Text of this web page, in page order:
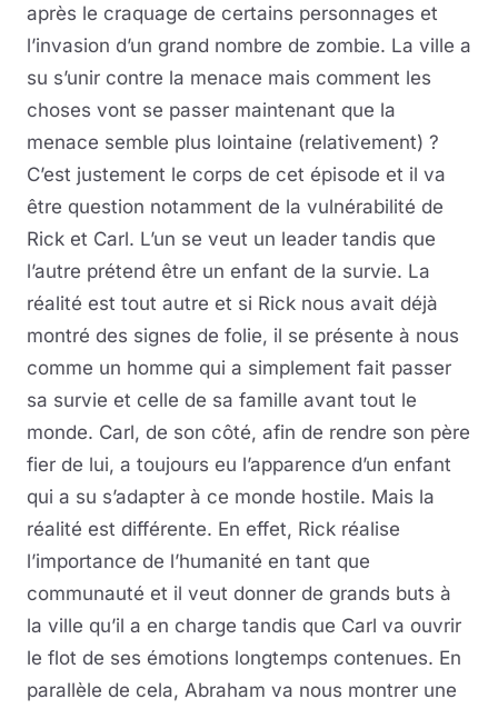
après le craquage de certains personnages et
l’invasion d’un grand nombre de zombie. La ville a
su s’unir contre la menace mais comment les
choses vont se passer maintenant que la
menace semble plus lointaine (relativement) ?
C’est justement le corps de cet épisode et il va
être question notamment de la vulnérabilité de
Rick et Carl. L’un se veut un leader tandis que
l’autre prétend être un enfant de la survie. La
réalité est tout autre et si Rick nous avait déjà
montré des signes de folie, il se présente à nous
comme un homme qui a simplement fait passer
sa survie et celle de sa famille avant tout le
monde. Carl, de son côté, afin de rendre son père
fier de lui, a toujours eu l’apparence d’un enfant
qui a su s’adapter à ce monde hostile. Mais la
réalité est différente. En effet, Rick réalise
l’importance de l’humanité en tant que
communauté et il veut donner de grands buts à
la ville qu’il a en charge tandis que Carl va ouvrir
le flot de ses émotions longtemps contenues. En
parallèle de cela, Abraham va nous montrer une